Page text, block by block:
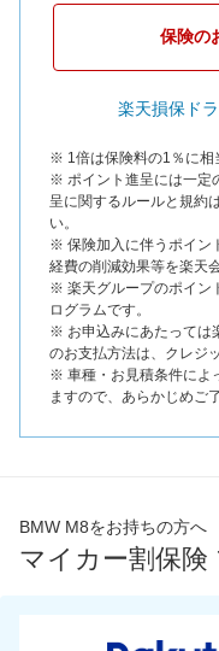
保険の
楽天損保ド
※ 1倍は保険料の1％に相
※ ポイント進呈には一定
呈に関するルールと規約
い。
※ 保険加入に伴うポイン
経費の削減効果等を楽天
※ 楽天グループのポイン
ログラムです。
※ お申込みにあたっては
のお支払方法は、クレジ
※ 車種・お見積条件によ
ますので、あらかじめご
BMW M8をお持ちの方へ
マイカー割保険